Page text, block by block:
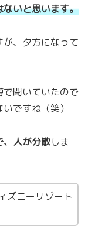
いと思います。
、夕方になって
聞いていたので
ですね（笑）
、人が分散しま
ズニーリゾート